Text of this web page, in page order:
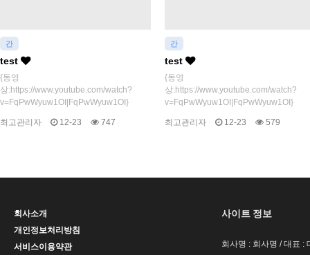
간
test
{동영
상:https://www.youtube.com/watch?
v=FqPwWyuw1OI|FqPwWyuw1OI}
최고관리자 12-23 747
간
test
{동영
상:https://www.youtube.com/watch?
v=FqPwWyuw1OI|FqPwWyuw1OI}
최고관리자 12-23 579
회사소개
개인정보처리방침
서비스이용약관
사이트 정보
회사명 : 회사명 / 대표 :